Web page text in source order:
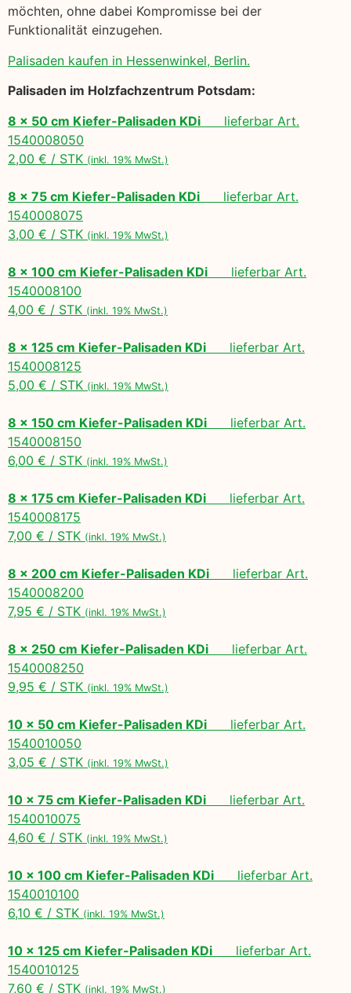
möchten, ohne dabei Kompromisse bei der
Funktionalität einzugehen.
Palisaden kaufen in Hessenwinkel, Berlin.
Palisaden im Holzfachzentrum Potsdam:
8 x 50 cm Kiefer-Palisaden KDi lieferbar Art.
1540008050
2,00 € / STK (inkl. 19% MwSt.)
8 x 75 cm Kiefer-Palisaden KDi lieferbar Art.
1540008075
3,00 € / STK (inkl. 19% MwSt.)
8 x 100 cm Kiefer-Palisaden KDi lieferbar Art.
1540008100
4,00 € / STK (inkl. 19% MwSt.)
8 x 125 cm Kiefer-Palisaden KDi lieferbar Art.
1540008125
5,00 € / STK (inkl. 19% MwSt.)
8 x 150 cm Kiefer-Palisaden KDi lieferbar Art.
1540008150
6,00 € / STK (inkl. 19% MwSt.)
8 x 175 cm Kiefer-Palisaden KDi lieferbar Art.
1540008175
7,00 € / STK (inkl. 19% MwSt.)
8 x 200 cm Kiefer-Palisaden KDi lieferbar Art.
1540008200
7,95 € / STK (inkl. 19% MwSt.)
8 x 250 cm Kiefer-Palisaden KDi lieferbar Art.
1540008250
9,95 € / STK (inkl. 19% MwSt.)
10 x 50 cm Kiefer-Palisaden KDi lieferbar Art.
1540010050
3,05 € / STK (inkl. 19% MwSt.)
10 x 75 cm Kiefer-Palisaden KDi lieferbar Art.
1540010075
4,60 € / STK (inkl. 19% MwSt.)
10 x 100 cm Kiefer-Palisaden KDi lieferbar Art.
1540010100
6,10 € / STK (inkl. 19% MwSt.)
10 x 125 cm Kiefer-Palisaden KDi lieferbar Art.
1540010125
7,60 € / STK (inkl. 19% MwSt.)